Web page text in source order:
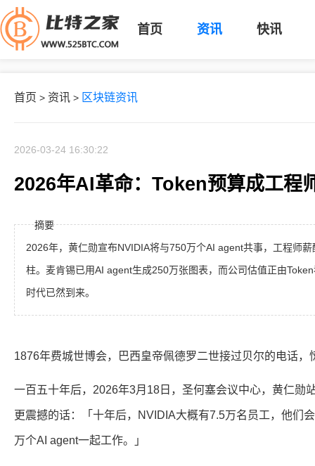
首页 资讯 快讯
首页 > 资讯 > 区块链资讯
2026-03-24 16:30:22
2026年AI革命：Token预算成工程
摘要
2026年，黄仁勋宣布NVIDIA将与750万个AI agent共事，工程师
柱。麦肯锡已用AI agent生成250万张图表，而公司估值正由
时代已然到来。
1876年费城世博会，巴西皇帝佩德罗二世接过贝尔的电话，
一百五十年后，2026年3月18日，圣何塞会议中心，黄仁勋
更震撼的话：「十年后，NVIDIA大概有7.5万名员工，他们
万个AI agent一起工作。」